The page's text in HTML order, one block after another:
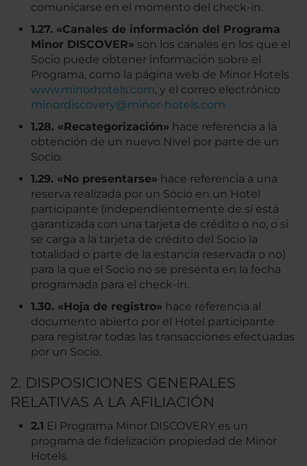
comunicarse en el momento del check-in.
1.27. «Canales de información del Programa
Minor DISCOVER» son los canales en los que el
Socio puede obtener información sobre el
Programa, como la página web de Minor Hotels
www.minorhotels.com, y el correo electrónico
minordiscovery@minor-hotels.com
1.28. «Recategorización» hace referencia a la
obtención de un nuevo Nivel por parte de un
Socio.
1.29. «No presentarse» hace referencia a una
reserva realizada por un Socio en un Hotel
participante (independientemente de si está
garantizada con una tarjeta de crédito o no, o si
se carga a la tarjeta de crédito del Socio la
totalidad o parte de la estancia reservada o no)
para la que el Socio no se presenta en la fecha
programada para el check-in.
1.30. «Hoja de registro» hace referencia al
documento abierto por el Hotel participante
para registrar todas las transacciones efectuadas
por un Socio.
2. DISPOSICIONES GENERALES
RELATIVAS A LA AFILIACIÓN
2.1 El Programa Minor DISCOVERY es un
programa de fidelización propiedad de Minor
Hotels.